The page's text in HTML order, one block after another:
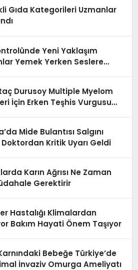
Gıda Kategorileri Uzmanlar
Yeni Yaklaşım
Yemek Yerken Seslere
Durusoy Multiple Myelom
İçin Erken Teşhis Vurgusu
Mide Bulantısı Salgını
Kritik Uyarı Geldi
Karın Ağrısı Ne Zaman
Gerektirir
Hastalığı Klimalardan
Bakım Hayati Önem Taşıyor
Bebeğe Türkiye’de
İnvaziv Omurga Ameliyatı